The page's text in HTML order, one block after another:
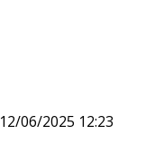
12/06/2025 12:23